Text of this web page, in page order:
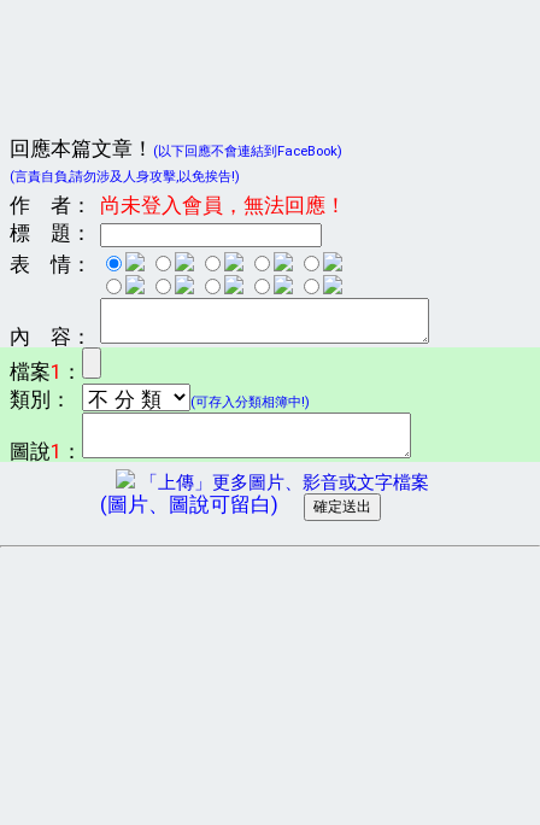
回應本篇文章！
(以下回應不會連結到FaceBook)
(言責自負,請勿涉及人身攻擊,以免挨告!)
作 者：
尚未登入會員，無法回應！
標 題：
表 情：
內 容：
檔案1 ：
類別：
(可存入分類相簿中!)
圖說1 ：
「上傳」更多圖片、影音或文字檔案
(圖片、圖說可留白)